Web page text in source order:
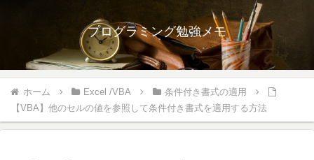
プログラミング勉強メモ
ホーム Excel /VBA
条件付き書式の適用
【VBA】他のセルの値を参照して条件付き書式を適用する方法